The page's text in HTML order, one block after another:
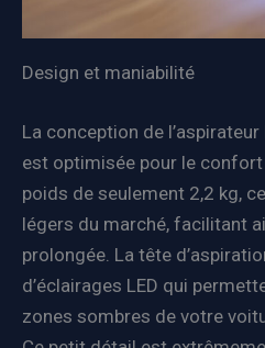
Design et maniabilité
La conception de
est optimisée pour le confort
poids de seulement 2,2 kg,
légers du marché, facilitant
prolongée. La tête
d’éclairages LED qui
zones sombres de votre